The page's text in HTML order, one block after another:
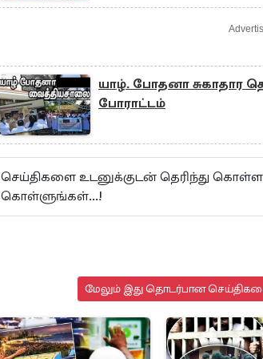
யாழ். போதனா சுகாதார
போராட்டம்
செய்திகளை உடனுக்குடன் தெரிந்து கொள்ள
கொள்ளுங்கள்...!
மேலும் இது தொடர்பான